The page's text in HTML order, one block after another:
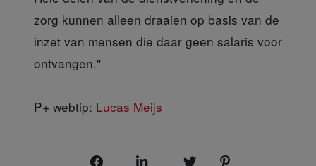
zorg kunnen alleen draaien op basis van de
inzet van mensen die daar geen salaris voor
ontvangen."
P+ webtip: Lucas Meijs